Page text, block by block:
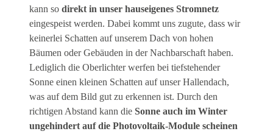
kann so direkt in unser hauseigenes Stromnetz
eingespeist werden. Dabei kommt uns zugute, dass wir
keinerlei Schatten auf unserem Dach von hohen
Bäumen oder Gebäuden in der Nachbarschaft haben.
Lediglich die Oberlichter werfen bei tiefstehender
Sonne einen kleinen Schatten auf unser Hallendach,
was auf dem Bild gut zu erkennen ist. Durch den
richtigen Abstand kann die Sonne auch im Winter
ungehindert auf die Photovoltaik-Module scheinen